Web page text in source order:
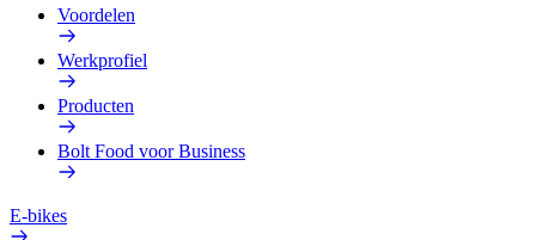
Voordelen
Werkprofiel
Producten
Bolt Food voor Business
E-bikes